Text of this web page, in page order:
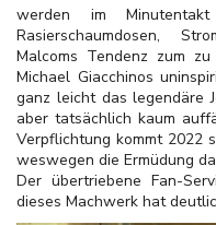
werden im
Rasierschaumdosen,
Malcoms Tendenz zum
Michael Giacchinos
ganz leicht das legendäre
aber tatsächlich kaum
Verpflichtung kommt 2022
weswegen die Ermüdung
Der übertriebene Fan-
dieses Machwerk hat